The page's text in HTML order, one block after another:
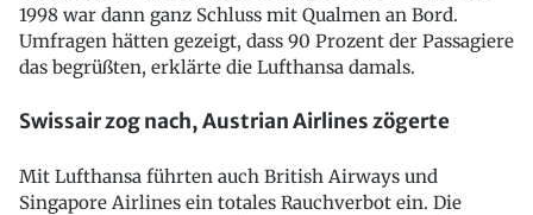
1998 war dann ganz Schluss mit Qualmen an Bord.
Umfragen hätten gezeigt, dass 90 Prozent der Passagiere
das begrüßten, erklärte die Lufthansa damals.
Swissair zog nach, Austrian Airlines zögerte
Mit Lufthansa führten auch British Airways und
Singapore Airlines ein totales Rauchverbot ein. Die